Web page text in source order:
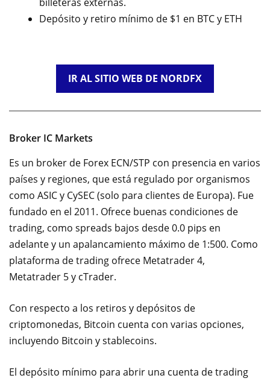
Depósito y retiro mínimo de $1 en BTC y ETH
IR AL SITIO WEB DE NORDFX
Broker IC Markets
Es un broker de Forex ECN/STP con presencia en varios
países y regiones, que está regulado por organismos
como ASIC y CySEC (solo para clientes de Europa). Fue
fundado en el 2011. Ofrece buenas condiciones de
trading, como spreads bajos desde 0.0 pips en
adelante y un apalancamiento máximo de 1:500. Como
plataforma de trading ofrece Metatrader 4,
Metatrader 5 y cTrader.
Con respecto a los retiros y depósitos de
criptomonedas, Bitcoin cuenta con varias opciones,
incluyendo Bitcoin y stablecoins.
El depósito mínimo para abrir una cuenta de trading